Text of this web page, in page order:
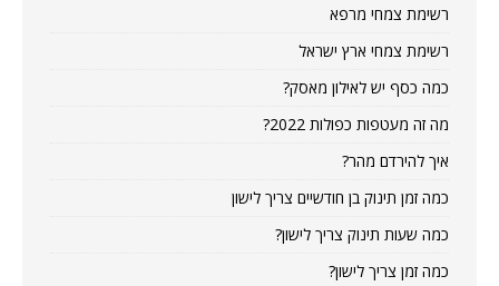
רשימת צמחי מרפא
רשימת צמחי ארץ ישראל
כמה כסף יש לאילון מאסק?
מה זה מעטפות כפולות 2022?
איך להירדם מהר?
כמה זמן תינוק בן חודשיים צריך לישון
כמה שעות תינוק צריך לישון?
כמה זמן צריך לישון?